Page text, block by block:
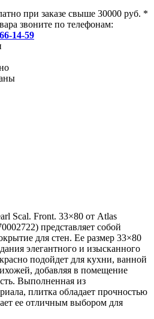
при заказе свыше 30000 руб. *
звоните по телефонам:
14-59
Scal. Front. 33×80 от Atlas
представляет собой
для стен. Ее размер 33×80
элегантного и изысканного
подойдет для кухни, ванной
добавляя в помещение
Выполненная из
плитка обладает прочностью
ее отличным выбором для